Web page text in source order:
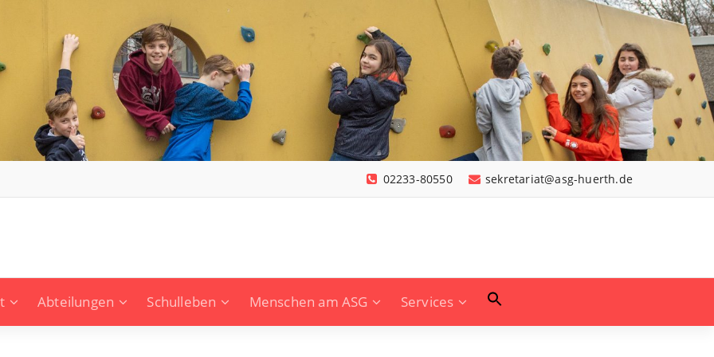
sekretariat@asg-huerth.de
02233-80550
Abteilungen Schulleben Menschen am ASG Services